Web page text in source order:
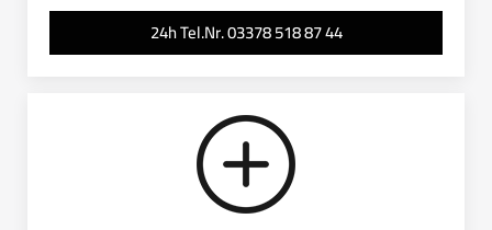
24h Tel.Nr. 03378 518 87 44